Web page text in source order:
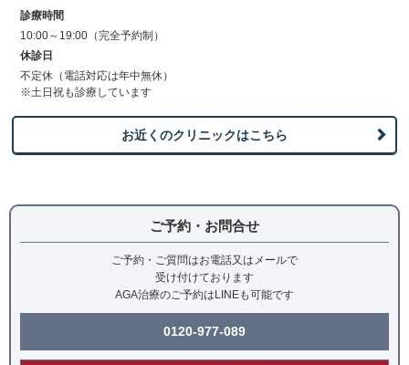
診療時間
10:00～19:00（完全予約制）
休診日
不定休（電話対応は年中無休）
※土日祝も診療しています
お近くのクリニックはこちら
ご予約・お問合せ
ご予約・ご質問はお電話又はメールで
受け付けております
AGA治療のご予約はLINEも可能です
0120-977-089